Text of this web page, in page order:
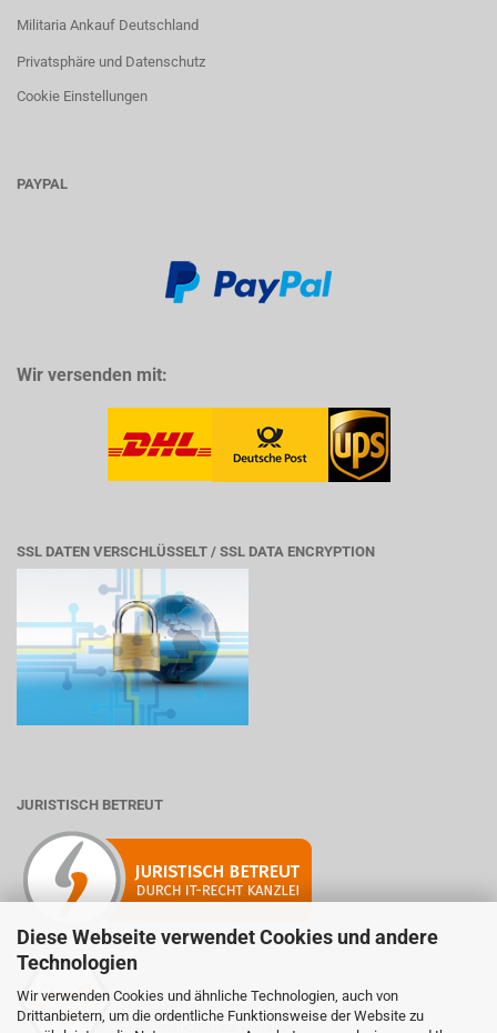
Diese Webseite verwendet Cookies und andere
Technologien
Wir verwenden Cookies und ähnliche Technologien, auch von
Drittanbietern, um die ordentliche Funktionsweise der Website zu
Militaria Ankauf Deutschland
Privatsphäre und Datenschutz
Cookie Einstellungen
PAYPAL
Wir versenden mit:
SSL DATEN VERSCHLÜSSELT / SSL DATA ENCRYPTION
JURISTISCH BETREUT
Mitglied der Initiative "Fairness im Handel".
Informationen zur Initiative: